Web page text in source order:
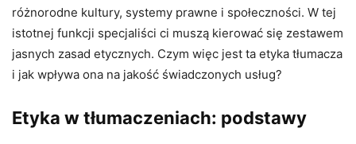
różnorodne kultury, systemy prawne i społeczności. W tej
istotnej funkcji specjaliści ci muszą kierować się zestawem
jasnych zasad etycznych. Czym więc jest ta etyka tłumacza
i jak wpływa ona na jakość świadczonych usług?
Etyka w tłumaczeniach: podstawy